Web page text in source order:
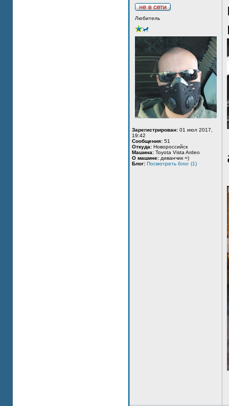
Любитель
Зарегистрирован: 01 июл 2017,
19:42
Сообщения: 51
Откуда: Новороссийск
Машина: Toyota Vista Ardeo
О машине: диванчик =)
Блог: Посмотреть блог (1)